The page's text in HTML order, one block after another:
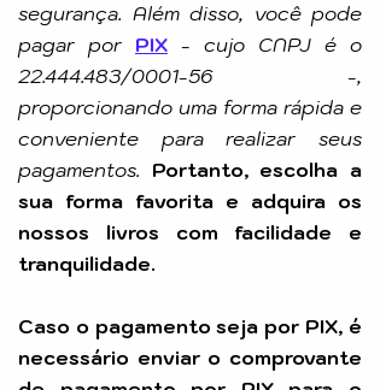
segurança. Além disso, você pode
pagar por PIX - cujo CNPJ é o
22.444.483/0001-56 -,
proporcionando uma forma rápida e
conveniente para realizar seus
pagamentos. Portanto, escolha a
sua forma favorita e adquira os
nossos livros com facilidade e
tranquilidade.
Caso o pagamento seja por PIX, é
necessário enviar o comprovante